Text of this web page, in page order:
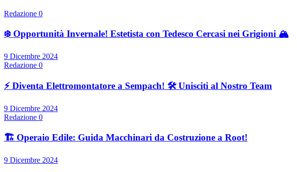
Redazione 0
❄️ Opportunità Invernale! Estetista con Tedesco Cercasi nei Grigioni 🏔️
9 Dicembre 2024
Redazione 0
⚡ Diventa Elettromontatore a Sempach! 🛠️ Unisciti al Nostro Team
9 Dicembre 2024
Redazione 0
🏗️ Operaio Edile: Guida Macchinari da Costruzione a Root!
9 Dicembre 2024